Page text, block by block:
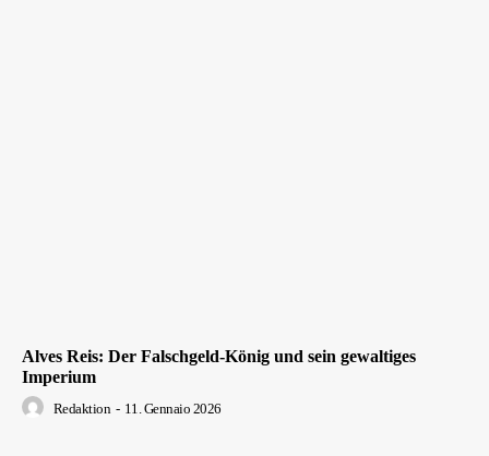
Alves Reis: Der Falschgeld-König und sein gewaltiges
Imperium
Redaktion - 11. Gennaio 2026